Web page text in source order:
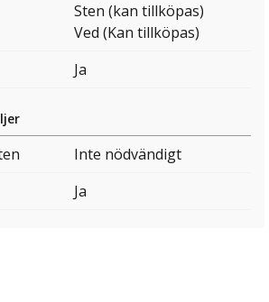
Sten (kan tillköpas)
Ved (Kan tillköpas)
Ja
Inte nödvändigt
Ja